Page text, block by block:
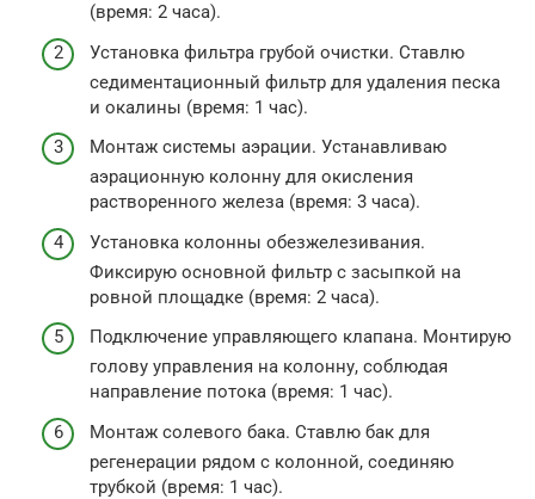
(время: 2 часа).
Установка фильтра грубой очистки. Ставлю
седиментационный фильтр для удаления песка
и окалины (время: 1 час).
Монтаж системы аэрации. Устанавливаю
аэрационную колонну для окисления
растворенного железа (время: 3 часа).
Установка колонны обезжелезивания.
Фиксирую основной фильтр с засыпкой на
ровной площадке (время: 2 часа).
Подключение управляющего клапана. Монтирую
голову управления на колонну, соблюдая
направление потока (время: 1 час).
Монтаж солевого бака. Ставлю бак для
регенерации рядом с колонной, соединяю
трубкой (время: 1 час).